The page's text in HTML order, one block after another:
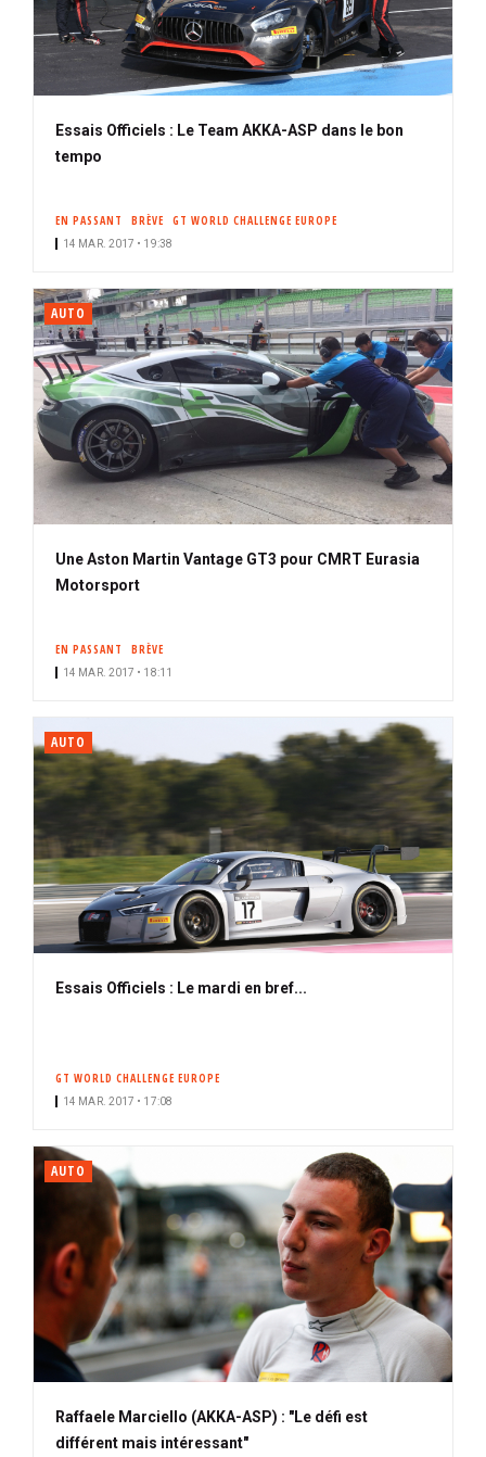
Essais Officiels : Le Team AKKA-ASP dans le bon
tempo
EN PASSANT BRÈVE GT WORLD CHALLENGE EUROPE
14 MAR. 2017 • 19:38
AUTO
Une Aston Martin Vantage GT3 pour CMRT Eurasia
Motorsport
EN PASSANT BRÈVE
14 MAR. 2017 • 18:11
AUTO
Essais Officiels : Le mardi en bref...
GT WORLD CHALLENGE EUROPE
14 MAR. 2017 • 17:08
AUTO
Raffaele Marciello (AKKA-ASP) : "Le défi est
différent mais intéressant"